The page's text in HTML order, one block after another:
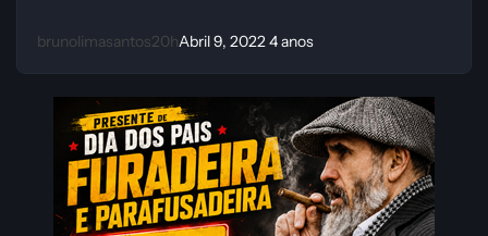
brunolimasantos20hAbril 9, 20224 anos